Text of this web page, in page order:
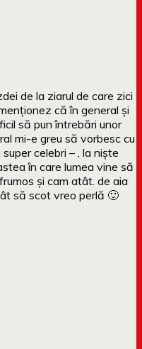
de la ziarul de care zici
că în general și
să pun întrebări unor
mi-e greu să vorbesc cu
celebri – , la niște
în care lumea vine să
și cam atât. de aia
să scot vreo perlă 🙂